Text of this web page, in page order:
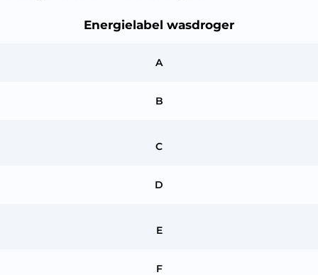
Energielabel wasdroger
A
B
C
D
E
F